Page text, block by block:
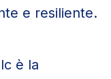
e resiliente.
è la